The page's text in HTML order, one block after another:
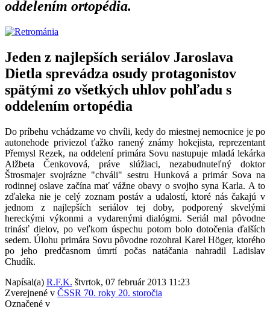
oddelením ortopédia.
Jeden z najlepších seriálov Jaroslava
Dietla sprevádza osudy protagonistov
spätými zo všetkých uhlov pohľadu s
oddelením ortopédia
Do príbehu vchádzame vo chvíli, kedy do miestnej nemocnice je po
autonehode priviezol ťažko ranený známy hokejista, reprezentant
Přemysl Rezek, na oddelení primára Sovu nastupuje mladá lekárka
Alžbeta Čenkovová, práve slúžiaci, nezabudnuteľný doktor
Štrosmajer svojrázne "chváli" sestru Hunková a primár Sova na
rodinnej oslave začína mať vážne obavy o svojho syna Karla. A to
zďaleka nie je celý zoznam postáv a udalostí, ktoré nás čakajú v
jednom z najlepších seriálov tej doby, podporený skvelými
hereckými výkonmi a vydarenými dialógmi. Seriál mal pôvodne
trinásť dielov, po veľkom úspechu potom bolo dotočenia ďalších
sedem. Úlohu primára Sovu pôvodne rozohral Karel Höger, ktorého
po jeho predčasnom úmrtí počas natáčania nahradil Ladislav
Chudík.
Napísal(a) R.F.K. štvrtok, 07 február 2013 11:23
Zverejnené v ČSSR 70. roky 20. storočia
Označené v